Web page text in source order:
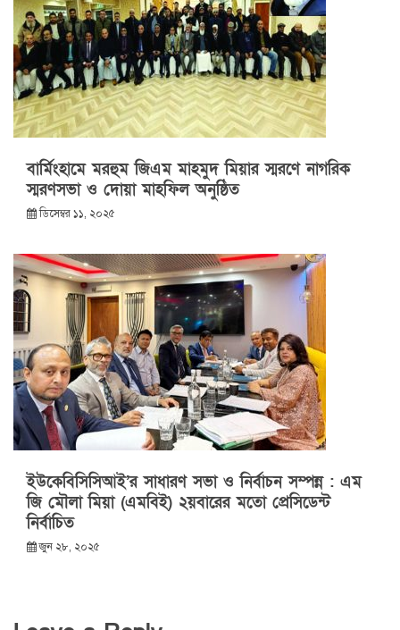
বার্মিংহামে মরহুম জিএম মাহমুদ মিয়ার স্মরণে নাগরিক
স্মরণসভা ও দোয়া মাহফিল অনুষ্ঠিত
ডিসেম্বর ১১, ২০২৫
ইউকেবিসিসিআই’র সাধারণ সভা ও নির্বাচন সম্পন্ন : এম
জি মৌলা মিয়া (এমবিই) ২য়বারের মতো প্রেসিডেন্ট
নির্বাচিত
জুন ২৮, ২০২৫